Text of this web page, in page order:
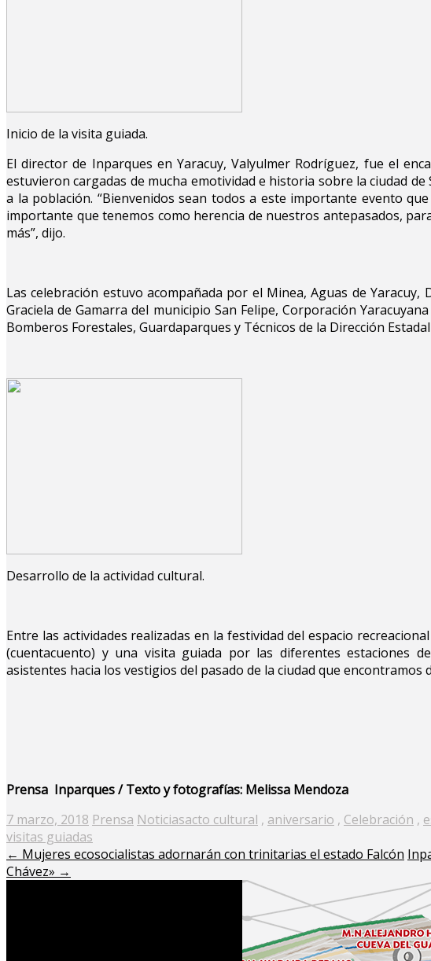
Inicio de la visita guiada.
El director de Inparques en Yaracuy, Valyulmer Rodríguez, fue el
estuvieron cargadas de mucha emotividad e historia sobre la ciudad
a la población. “Bienvenidos sean todos a este importante evento
importante que tenemos como herencia de nuestros antepasados,
más”, dijo.
Las celebración estuvo acompañada por el Minea, Aguas de
Graciela de Gamarra del municipio San Felipe, Corporación
Bomberos Forestales, Guardaparques y Técnicos de la Dirección
Desarrollo de la actividad cultural.
Entre las actividades realizadas en la festividad del espacio
(cuentacuento) y una visita guiada por las diferentes estaciones
asistentes hacia los vestigios del pasado de la ciudad que
Prensa Inparques / Texto y fotografías: Melissa Mendoza
Posted
on
7 marzo, 2018 Prensa Noticiasacto cultural , aniversario , Celebración ,
visitas guiadas
← Mujeres ecosocialistas adornarán con trinitarias el estado Falcón
Chávez» →